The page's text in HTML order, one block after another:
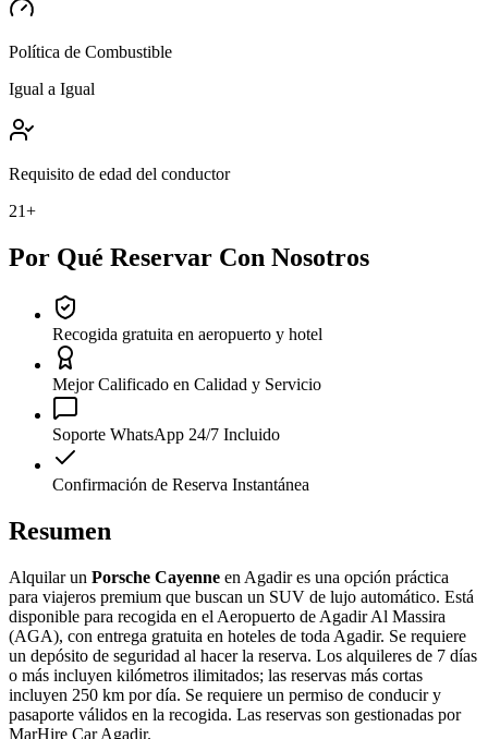
Política de Combustible
Igual a Igual
Requisito de edad del conductor
21+
Por Qué Reservar Con Nosotros
Recogida gratuita en aeropuerto y hotel
Mejor Calificado en Calidad y Servicio
Soporte WhatsApp 24/7 Incluido
Confirmación de Reserva Instantánea
Resumen
Alquilar un Porsche Cayenne en Agadir es una opción práctica
para viajeros premium que buscan un SUV de lujo automático. Está
disponible para recogida en el Aeropuerto de Agadir Al Massira
(AGA), con entrega gratuita en hoteles de toda Agadir. Se requiere
un depósito de seguridad al hacer la reserva. Los alquileres de 7 días
o más incluyen kilómetros ilimitados; las reservas más cortas
incluyen 250 km por día. Se requiere un permiso de conducir y
pasaporte válidos en la recogida. Las reservas son gestionadas por
MarHire Car Agadir.